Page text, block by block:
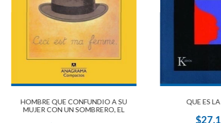
HOMBRE QUE CONFUNDIO A SU
MUJER CON UN SOMBRERO, EL
QUE ES